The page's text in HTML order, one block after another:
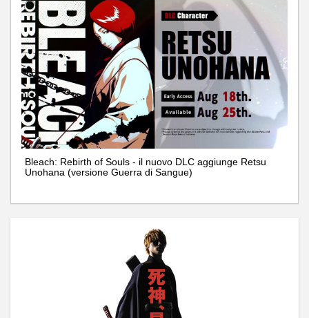
Bleach: Rebirth of Souls - il nuovo DLC aggiunge Retsu
Unohana (versione Guerra di Sangue)